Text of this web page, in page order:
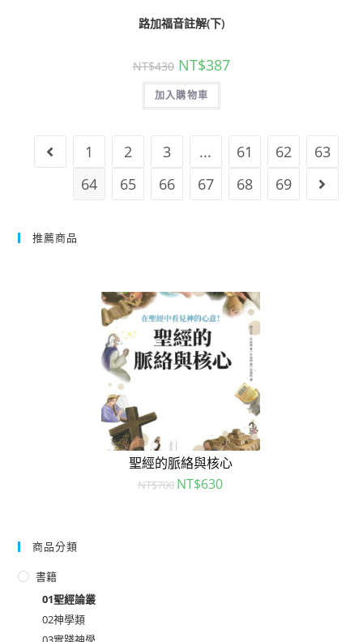
路加福音註解(下)
NT$430 NT$387
加入購物車
1 2 3 ... 61 62
63
64
65 66 67 68 69
推薦商品
聖經的脈絡與核心
NT$700 NT$630
商品分類
書籍
01聖經論叢
02神學類